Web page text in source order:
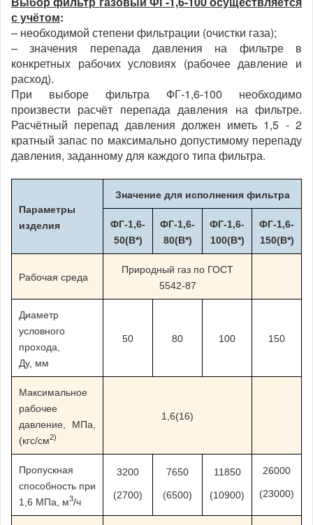
с учётом:
– необходимой степени фильтрации (очистки газа);
– значения перепада давления на фильтре в
конкретных рабочих условиях (рабочее давление и
расход).
При выборе фильтра ФГ-1,6-100 необходимо
произвести расчёт перепада давления на фильтре.
Расчётный перепад давления должен иметь 1,5 - 2
кратный запас по максимально допустимому перепаду
давления, заданному для каждого типа фильтра.
Параметры
изделия
Значение для исполнения фильтра
ФГ-1,6-
50(В*)
ФГ-1,6-
80(В*)
ФГ-1,6-
100(В*)
ФГ-1,6-
150(В*)
Рабочая среда
Природный газ по ГОСТ
5542-87
Диаметр
условного
прохода,
Ду, мм
50 80 100 150
Максимальное
рабочее
давление, МПа,
(кгс/см2)
1,6(16)
Пропускная
способность при
1,6 МПа, м3/ч
3200
(2700)
7650
(6500)
11850
(10900)
26000
(23000)